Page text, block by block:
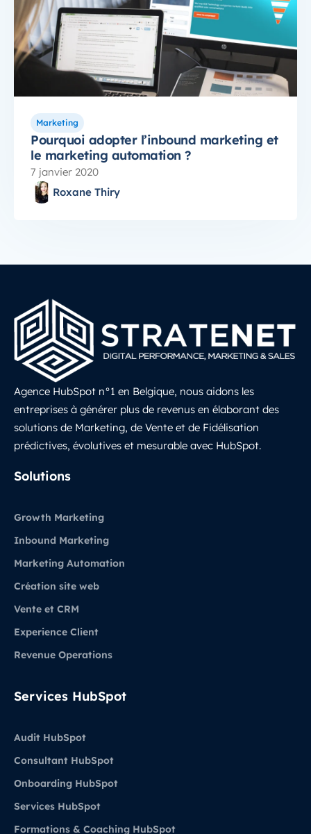
Marketing
Pourquoi adopter l’inbound marketing et
le marketing automation ?
7 janvier 2020
Roxane Thiry
Agence HubSpot n°1 en Belgique, nous aidons les
entreprises à générer plus de revenus en élaborant des
solutions de Marketing, de Vente et de Fidélisation
prédictives, évolutives et mesurable avec HubSpot.
Solutions
Growth Marketing
Inbound Marketing
Marketing Automation
Création site web
Vente et CRM
Experience Client
Revenue Operations
Services HubSpot
Audit HubSpot
Consultant HubSpot
Onboarding HubSpot
Services HubSpot
Formations & Coaching HubSpot